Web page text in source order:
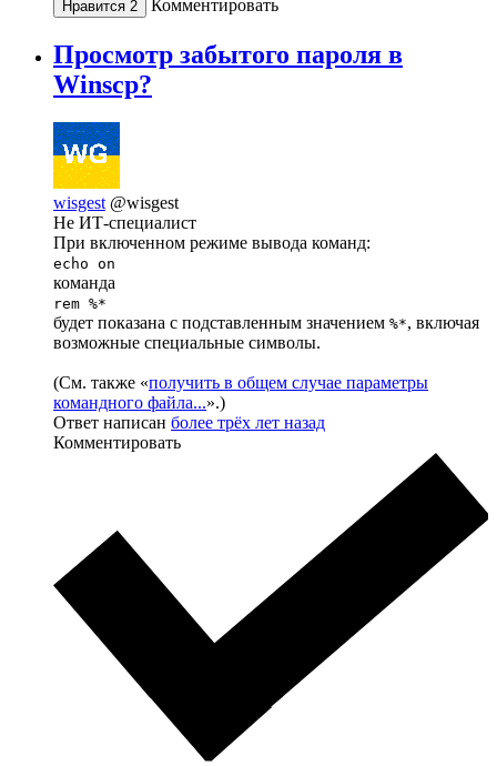
Нравится 2 Комментировать
Просмотр забытого пароля в
Winscp?
wisgest @wisgest
Не ИТ-специалист
При включенном режиме вывода команд:
echo on
команда
rem %*
будет показана с подставленным значением %*, включая
возможные специальные символы.
(См. также «получить в общем случае параметры
командного файла...».)
Ответ написан более трёх лет назад
Комментировать